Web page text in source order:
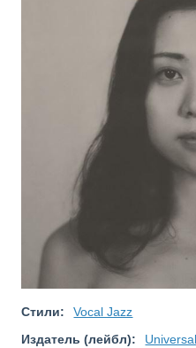
Стили:
Vocal Jazz
Издатель (лейбл):